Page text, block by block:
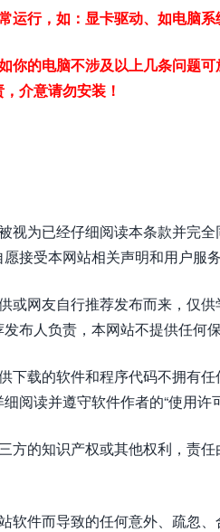
行，如：显卡驱动、如电脑系
你的电脑不涉及以上几条问题
介意请勿安装！
视为已经仔细阅读本条款并完
接受本网站相关声明和用户服务
或网友自行推荐发布而来，仅
布人负责，本网站不提供任何
下载的软件和程序代码不拥有
阅读并遵守软件作者的“使用许可
方的知识产权或其他权利，责
软件而导致的任何意外、疏忽